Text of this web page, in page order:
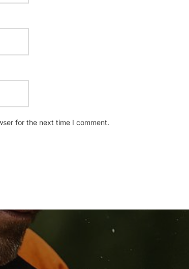
for the next time I comment.